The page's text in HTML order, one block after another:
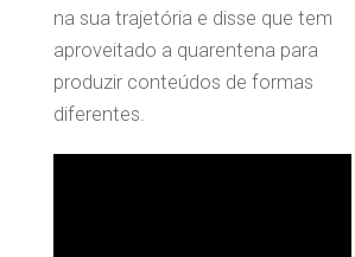
na sua trajetória e disse que tem
aproveitado a quarentena para
produzir conteúdos de formas
diferentes.